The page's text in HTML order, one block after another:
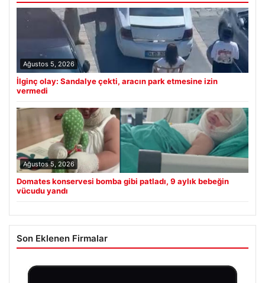
Ağustos 5, 2026
İlginç olay: Sandalye çekti, aracın park etmesine izin
vermedi
Ağustos 5, 2026
Domates konservesi bomba gibi patladı, 9 aylık bebeğin
vücudu yandı
Son Eklenen Firmalar